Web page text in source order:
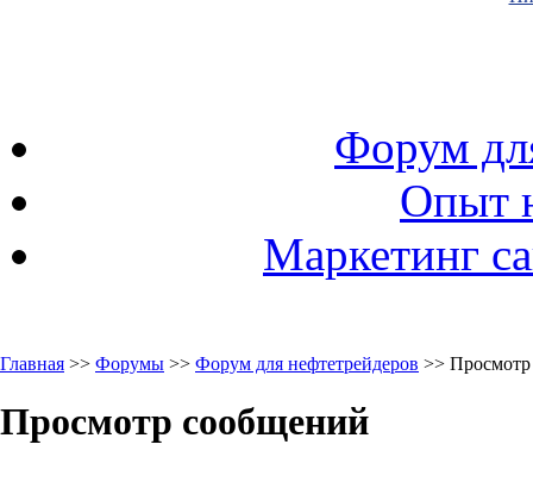
Форум
Опыт
Маркетинг
Главная >> Форумы >> Форум для нефтетрейдеров >>
Просмотр сообщений